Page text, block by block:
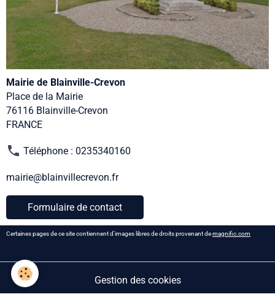
Mairie de Blainville-Crevon
Place de la Mairie
76116 Blainville-Crevon
FRANCE
Téléphone : 0235340160
mairie@blainvillecrevon.fr
Formulaire de contact
Certaines pages de ce site contiennent d'images libres de droits provenant demagnific.com
Gestion des cookies